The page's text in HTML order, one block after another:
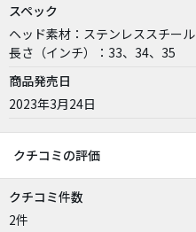
スペック
ヘッド素材：ステンレススチール
長さ（インチ）：33、34、35
商品発売日
2023年3月24日
クチコミの評価
クチコミ件数
2件